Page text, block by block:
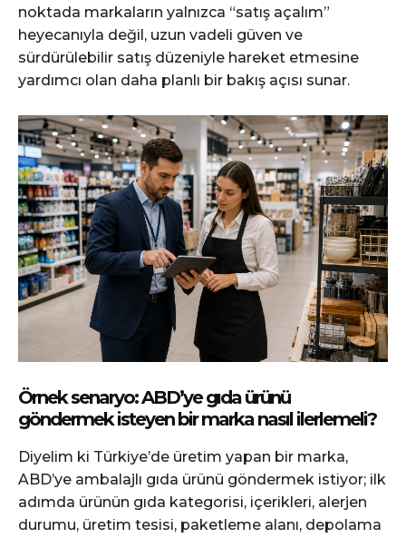
noktada markaların yalnızca “satış açalım”
heyecanıyla değil, uzun vadeli güven ve
sürdürülebilir satış düzeniyle hareket etmesine
yardımcı olan daha planlı bir bakış açısı sunar.
Örnek senaryo: ABD’ye gıda ürünü
göndermek isteyen bir marka nasıl ilerlemeli?
Diyelim ki Türkiye’de üretim yapan bir marka,
ABD’ye ambalajlı gıda ürünü göndermek istiyor; ilk
adımda ürünün gıda kategorisi, içerikleri, alerjen
durumu, üretim tesisi, paketleme alanı, depolama